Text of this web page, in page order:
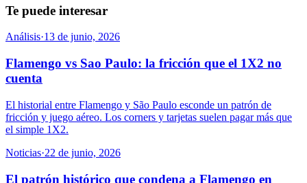
Te puede interesar
Análisis·13 de junio, 2026
Flamengo vs Sao Paulo: la fricción que el 1X2 no
cuenta
El historial entre Flamengo y São Paulo esconde un patrón de
fricción y juego aéreo. Los corners y tarjetas suelen pagar más que
el simple 1X2.
Noticias·22 de junio, 2026
El patrón histórico que condena a Flamengo en